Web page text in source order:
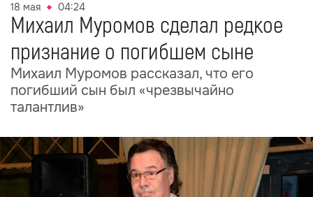
18 мая 04:24
Михаил Муромов сделал редкое
признание о погибшем сыне
Михаил Муромов рассказал, что его
погибший сын был «чрезвычайно
талантлив»